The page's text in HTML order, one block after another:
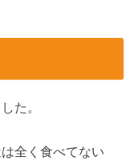
た。
全く食べてない